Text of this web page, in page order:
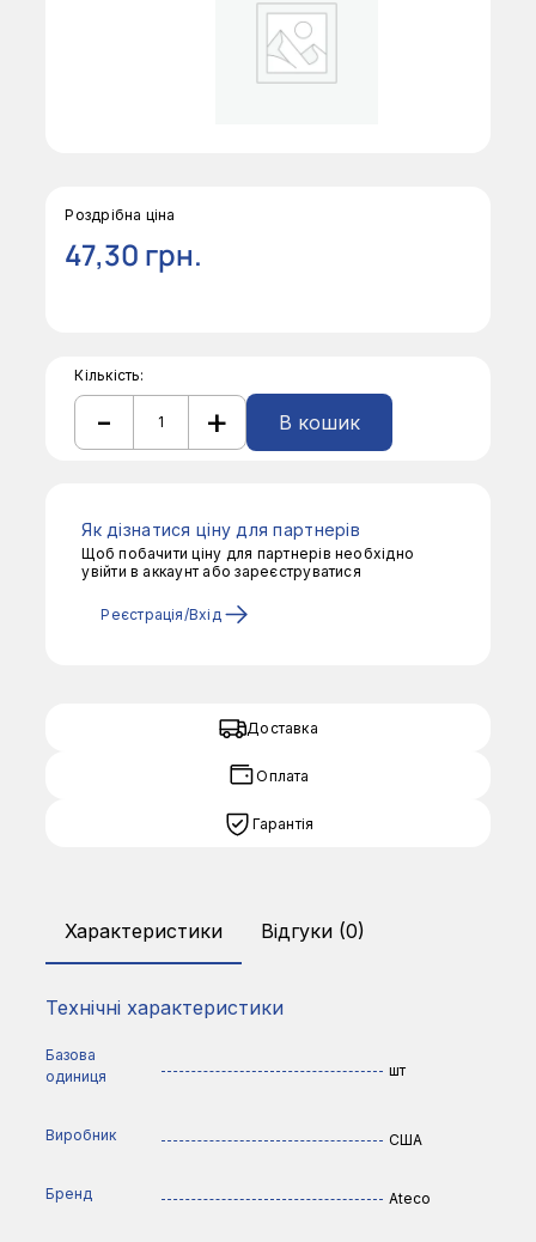
Роздрібна ціна
47,30 грн.
Кількість:
-
Наконечник
кондитерський
+
В кошик
Як дізнатися ціну для партнерів
Щоб побачити ціну для партнерів необхідно
увійти в аккаунт або зареєструватися
Реєстрація/Вхід
Доставка
Оплата
Гарантія
Характеристики Відгуки (0)
Технічні характеристики
Базова
одиниця
шт
Виробник США
Бренд Ateco